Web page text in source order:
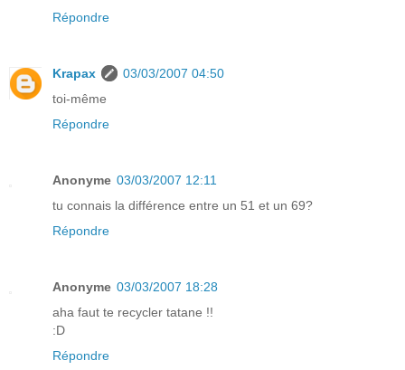
Répondre
Krapax
03/03/2007 04:50
toi-même
Répondre
Anonyme 03/03/2007 12:11
tu connais la différence entre un 51 et un 69?
Répondre
Anonyme 03/03/2007 18:28
aha faut te recycler tatane !!
:D
Répondre